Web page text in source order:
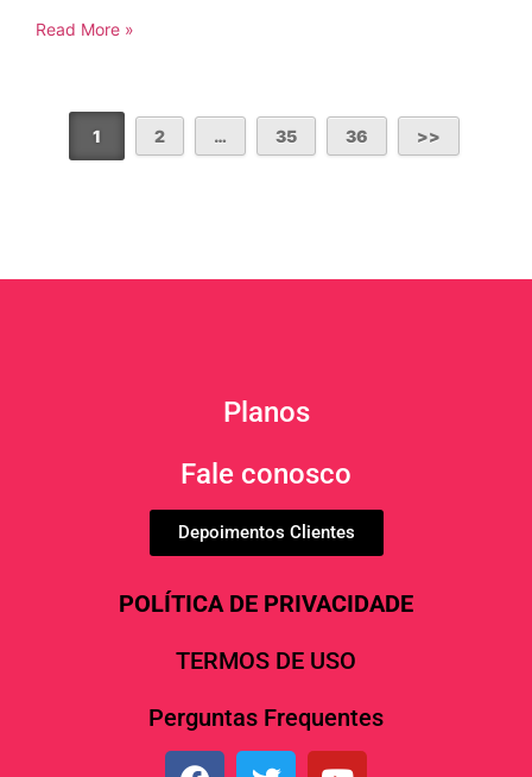
Read More »
1 2 … 35 36
Planos
Fale conosco
Depoimentos Clientes
POLÍTICA DE PRIVACIDADE
TERMOS DE USO
Perguntas Frequentes